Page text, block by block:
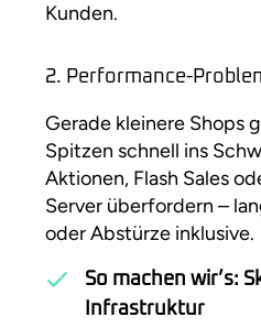
Kunden.
2. Performance-
Gerade kleinere Shops
Spitzen schnell ins
Aktionen, Flash Sales
Server überfordern –
oder Abstürze inklusive.
So machen wir’s:
Infrastruktur